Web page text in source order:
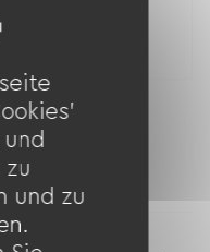
zu
und zu